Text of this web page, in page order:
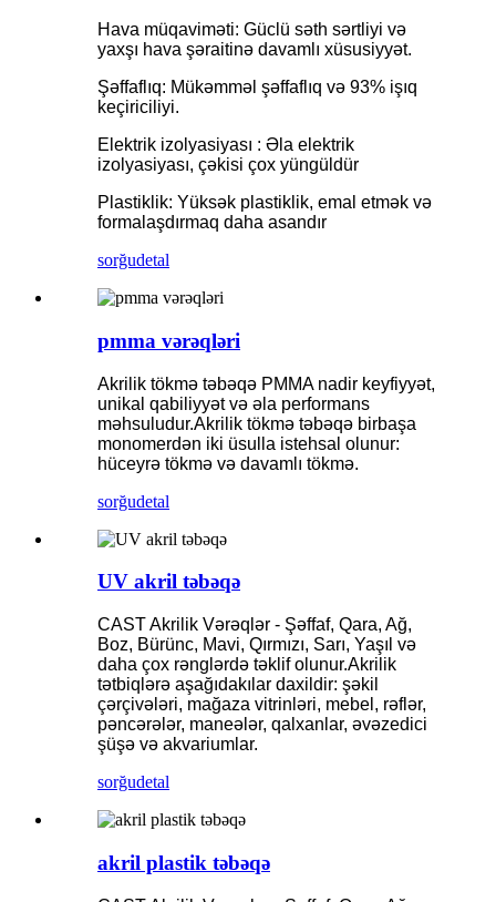
Hava müqaviməti: Güclü səth sərtliyi və
yaxşı hava şəraitinə davamlı xüsusiyyət.
Şəffaflıq: Mükəmməl şəffaflıq və 93% işıq
keçiriciliyi.
Elektrik izolyasiyası : Əla elektrik
izolyasiyası, çəkisi çox yüngüldür
Plastiklik: Yüksək plastiklik, emal etmək və
formalaşdırmaq daha asandır
sorğudetal
pmma vərəqləri
Akrilik tökmə təbəqə PMMA nadir keyfiyyət,
unikal qabiliyyət və əla performans
məhsuludur.Akrilik tökmə təbəqə birbaşa
monomerdən iki üsulla istehsal olunur:
hüceyrə tökmə və davamlı tökmə.
sorğudetal
UV akril təbəqə
CAST Akrilik Vərəqlər - Şəffaf, Qara, Ağ,
Boz, Bürünc, Mavi, Qırmızı, Sarı, Yaşıl və
daha çox rənglərdə təklif olunur.Akrilik
tətbiqlərə aşağıdakılar daxildir: şəkil
çərçivələri, mağaza vitrinləri, mebel, rəflər,
pəncərələr, maneələr, qalxanlar, əvəzedici
şüşə və akvariumlar.
sorğudetal
akril plastik təbəqə